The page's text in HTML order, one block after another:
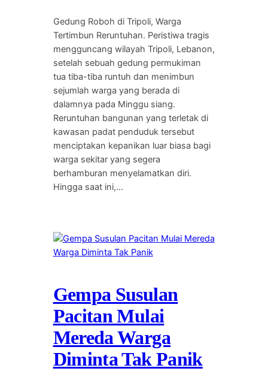
Gedung Roboh di Tripoli, Warga
Tertimbun Reruntuhan. Peristiwa tragis
mengguncang wilayah Tripoli, Lebanon,
setelah sebuah gedung permukiman
tua tiba-tiba runtuh dan menimbun
sejumlah warga yang berada di
dalamnya pada Minggu siang.
Reruntuhan bangunan yang terletak di
kawasan padat penduduk tersebut
menciptakan kepanikan luar biasa bagi
warga sekitar yang segera
berhamburan menyelamatkan diri.
Hingga saat ini,…
Gempa Susulan
Pacitan Mulai
Mereda Warga
Diminta Tak Panik